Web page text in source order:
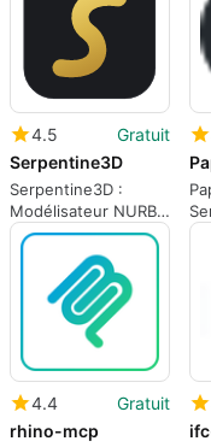
4.5
Gratuit
Serpentine3D
Serpentine3D :
Modélisateur NURBS
open-source avec IA
pour Linux
4.4
Gratuit
rhino-mcp